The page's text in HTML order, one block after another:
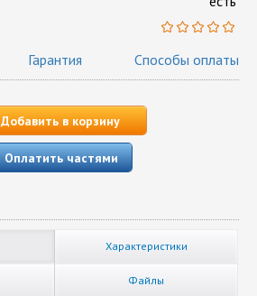
Гарантия Способы оплаты
Добавить в корзину
Оплатить частями
Характеристики
Файлы